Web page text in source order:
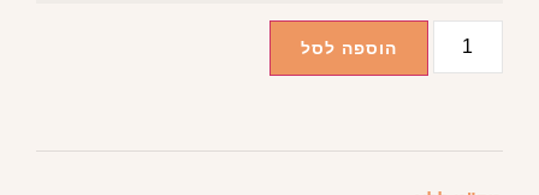
הוספה לסל